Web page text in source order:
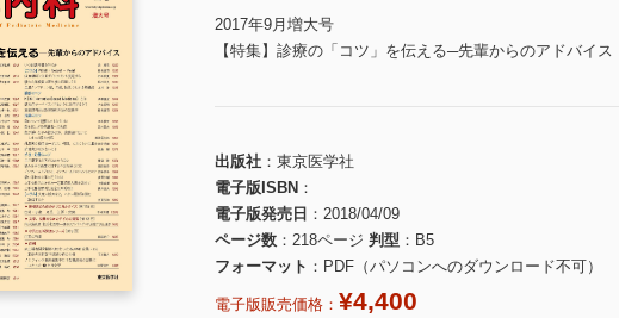
2017年9月増大号
【特集】診療の「コツ」を伝える─先輩からのアドバイス
出版社
東京医学社
電子版ISBN
電子版発売日
2018/04/09
ページ数
218ページ 判型
B5
フォーマット
PDF（パソコンへのダウンロード不可）
電子版販売価格： ¥4,400